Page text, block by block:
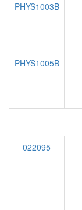
PHYS1003B
PHYS1005B
022095